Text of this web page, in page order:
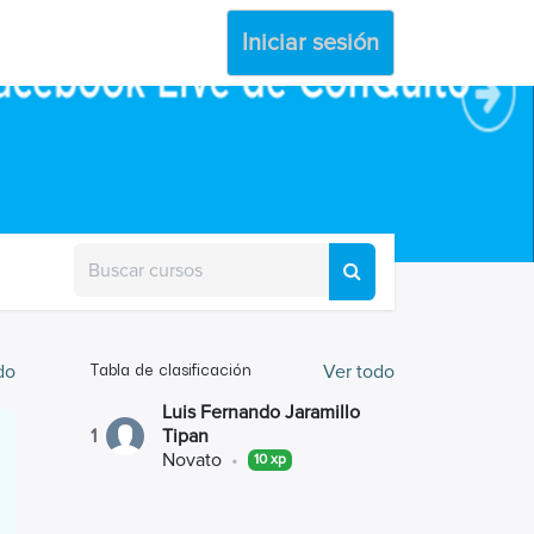
Iniciar sesión
Ver todo
Tabla de clasificación
1
Luis Fernando Jaramillo
Tipan
Novato • 10 xp